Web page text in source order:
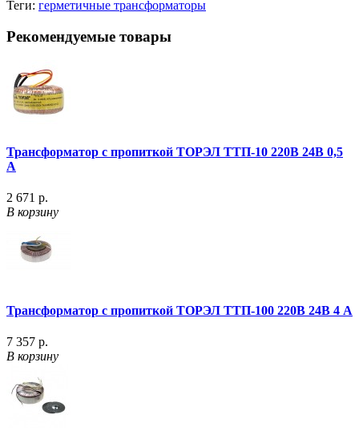
Теги: герметичные трансформаторы
Рекомендуемые товары
Трансформатор с пропиткой ТОРЭЛ ТТП-10 220В 24В 0,5
А
2 671 р.
В корзину
Трансформатор с пропиткой ТОРЭЛ ТТП-100 220В 24В 4 А
7 357 р.
В корзину